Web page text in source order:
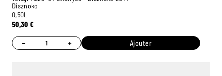
Disznoko
0,50L
50,30€
− + Ajouter